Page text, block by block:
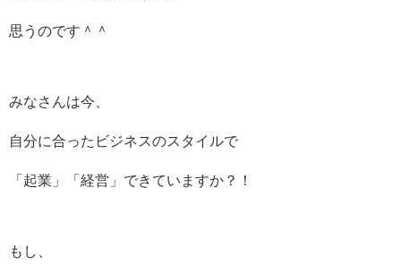
思うのです＾＾
みなさんは今、
自分に合ったビジネスのスタイルで
「起業」「経営」できていますか？！
もし、